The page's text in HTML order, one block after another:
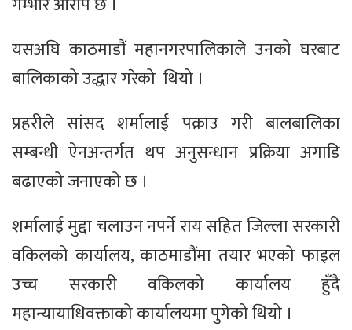
यसअघि काठमाडौं महानगरपालिकाले उनको घरबाट
बालिकाको उद्धार गरेको थियो ।
प्रहरीले सांसद शर्मालाई पक्राउ गरी बालबालिका
सम्बन्धी ऐनअन्तर्गत थप अनुसन्धान प्रक्रिया अगाडि
बढाएको जनाएको छ ।
शर्मालाई मुद्दा चलाउन नपर्ने राय सहित जिल्ला सरकारी
वकिलको कार्यालय, काठमाडौंमा तयार भएको फाइल
उच्च सरकारी वकिलको कार्यालय हुँदै
महान्यायाधिवक्ताको कार्यालयमा पुगेको थियो ।